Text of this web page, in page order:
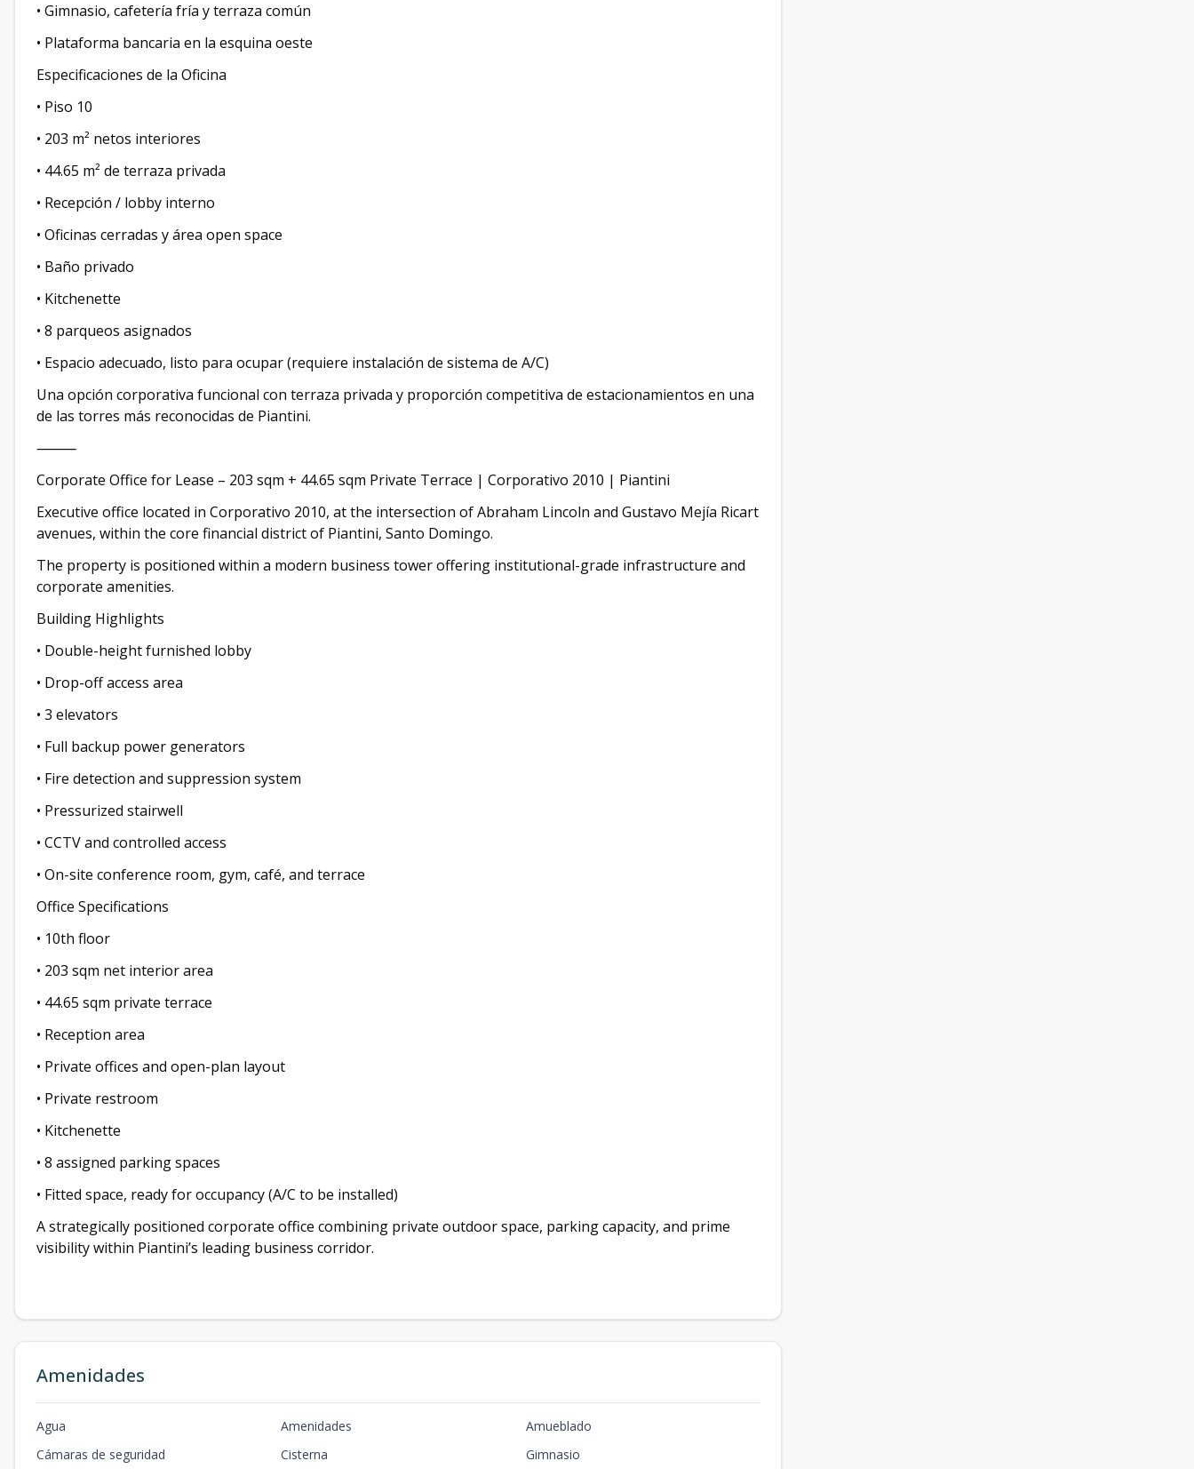
• Gimnasio, cafetería fría y terraza común
• Plataforma bancaria en la esquina oeste
Especificaciones de la Oficina
• Piso 10
• 203 m² netos interiores
• 44.65 m² de terraza privada
• Recepción / lobby interno
• Oficinas cerradas y área open space
• Baño privado
• Kitchenette
• 8 parqueos asignados
• Espacio adecuado, listo para ocupar (requiere instalación de sistema de A/C)
Una opción corporativa funcional con terraza privada y proporción competitiva de estacionamientos en una
de las torres más reconocidas de Piantini.
⸻
Corporate Office for Lease – 203 sqm + 44.65 sqm Private Terrace | Corporativo 2010 | Piantini
Executive office located in Corporativo 2010, at the intersection of Abraham Lincoln and Gustavo Mejía Ricart
avenues, within the core financial district of Piantini, Santo Domingo.
The property is positioned within a modern business tower offering institutional-grade infrastructure and
corporate amenities.
Building Highlights
• Double-height furnished lobby
• Drop-off access area
• 3 elevators
• Full backup power generators
• Fire detection and suppression system
• Pressurized stairwell
• CCTV and controlled access
• On-site conference room, gym, café, and terrace
Office Specifications
• 10th floor
• 203 sqm net interior area
• 44.65 sqm private terrace
• Reception area
• Private offices and open-plan layout
• Private restroom
• Kitchenette
• 8 assigned parking spaces
• Fitted space, ready for occupancy (A/C to be installed)
A strategically positioned corporate office combining private outdoor space, parking capacity, and prime
visibility within Piantini’s leading business corridor.
Amenidades
Agua Amenidades
Amueblado
Cámaras de seguridad
Cisterna Gimnasio